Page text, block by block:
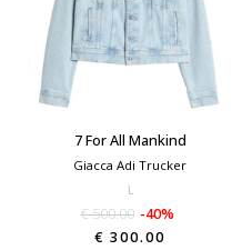
7 For All Mankind
Giacca Adi Trucker
L
€ 500.00 -40%
€ 300.00